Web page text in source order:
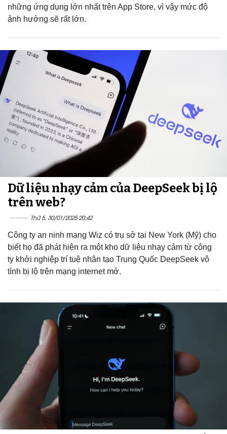
những ứng dụng lớn nhất trên App Store, vì vậy mức độ
ảnh hưởng sẽ rất lớn.
Dữ liệu nhạy cảm của DeepSeek bị lộ
trên web?
Thứ 5, 30/01/2025 20:42
Công ty an ninh mạng Wiz có trụ sở tại New York (Mỹ) cho
biết họ đã phát hiện ra một kho dữ liệu nhạy cảm từ công
ty khởi nghiệp trí tuệ nhân tạo Trung Quốc DeepSeek vô
tình bị lộ trên mạng internet mở.